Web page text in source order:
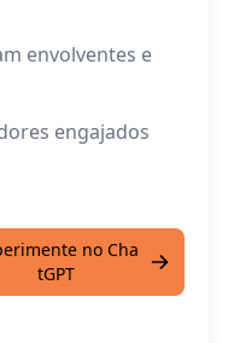
envolventes e
engajados
no Cha
tGPT